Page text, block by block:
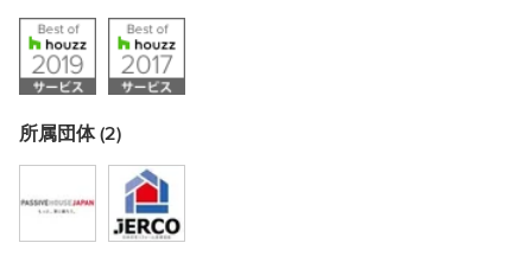
所属団体 (2)